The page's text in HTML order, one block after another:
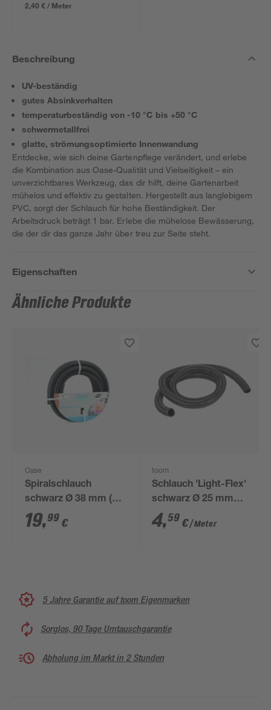
2,40 € / Meter
Beschreibung
UV-beständig
gutes Absinkverhalten
temperaturbeständig von -10 °C bis +50 °C
schwermetallfrei
glatte, strömungsoptimierte Innenwandung
Entdecke, wie sich deine Gartenpflege verändert, und erlebe
die Kombination aus Oase-Qualität und Vielseitigkeit – ein
unverzichtbares Werkzeug, das dir hilft, deine Gartenarbeit
mühelos und effektiv zu gestalten. Hergestellt aus langlebigem
PVC, sorgt der Schlauch für hohe Beständigkeit. Der
Arbeitsdruck beträgt 1 bar. Erlebe die mühelose Bewässerung,
die der dir das ganze Jahr über treu zur Seite steht.
Eigenschaften
Ähnliche Produkte
Oase
Spiralschlauch
schwarz Ø 38 mm (1
1/2") 5 m
19,99 €
toom
Schlauch 'Light-Flex'
schwarz Ø 25 mm
(1"), 50 m
4,59 €/ Meter
5 Jahre Garantie auf toom Eigenmarken
Sorglos, 90 Tage Umtauschgarantie
Abholung im Markt in 2 Stunden